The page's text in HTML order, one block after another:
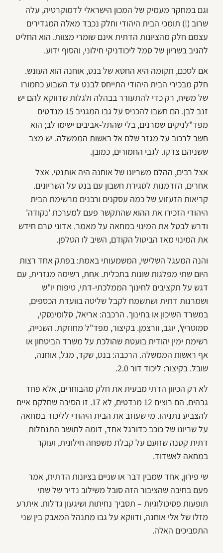
וגם במחקר מעמיק של המכון הישראלי לדמוקרטיה, עלה
שרוב (!) תומכי הבית היהודי וחלק נכבד מאלה המגדירים
עצמם חלק מהציונות הדתית אינם שומרי מצוות. הוא החליט
להגיב בשריון של סמל ליכודניקי חילוני, והסוף ידוע.
אם לסכם, תקומה היא החטא של בנט, אוחנה הוא העונש.
חלק מבכירי הבית היהודי התייחס לבנט עד השבוע כחמורו
של משיח, רק כדי להתעורר בבהלה ולגלות שדווקא להם יש
זנב לבן. הם חשבו להכניס על גבו המגניב 15 מנדטים
מפד"לניקים שמרנים, בלי שהתל-אביבים ישימו לב; הוא
חשב לרכוב על מגזר שלם אל ראשות הממשלה. יש מצב
ששניהם צדקו. לגבי החמורים, כמובן.
אצל רבים, ההלם משריונו של אוחנה היה אותנטי. אצל
אחרים, הזדמנות לסגירת חשבון עם בנט על השריונים.
קריאות הזעזוע של כמה עסקנים ורבנים מרשימת הבית
היהודי הזכירו את ההוא שהתקשר פעם למערכת 'נקודה'
ודרש לבטל את המינוי במחאה על מאמר. אדוני טרם חידש
את המינוי מאז הביטול הקודם, השיב לו הטלפן.
והנה המעגל השלישי, המשמעותי באמת: בפתק אחד רצות
היום שתי מפלגות שונות בתכלית. אחת, רשימה מגזרית, עם
דגש על תקציבים לחינוך הממלכתי-דתי, טיפוח יו"ש
ושמרנות דתית ושתשמח לקבל שליטה בוועדת הכספים,
במשרד השיכון או בחינוך. הרכבה: אריאל, סלומינסקי,
סמוטריץ', יוגב, וורצמן. בקיצור, מפד"ל מחוזקת. השנייה,
רשימת ימין יהודית בועטת שהולכת על משרד הביטחון או
אף ראשות הממשלה. הרכבה: בנט, שקד, מגל, אוחנה,
שובל. בקיצור: ליכוד דור 2.0.
לא רק הכיוון הדתי מבעית את חלק מהבוחרים, אלא פחד
גבהים. הם רוצים 12 מנדטים, לא 17. זו הסיבה שחלקם איים
להצביע נתניהו. מי שעוזב את הבית היהודי לליכוד במחאה
על שריונו של כוכב כדורגל אחד, דומה לתושב התנחלות
דתית קטנה שזועם על קבלת משפחה חילונית, ועוקר
במחאה לאשדוד.
שי פירון, אחד שמבין דבר או שניים בציונות הדתית, אמר
פעם בחיבה שהציבור הזה סובל משילוב נדיר של שתי
תופעות פסיכולוגיות – תסביך נחיתות ושיגעון גדלות. איתרע
מזלו של אלי אוחנה, ודווקא על גבו מתנהל המאבק בין שני
התסביכים האלה.